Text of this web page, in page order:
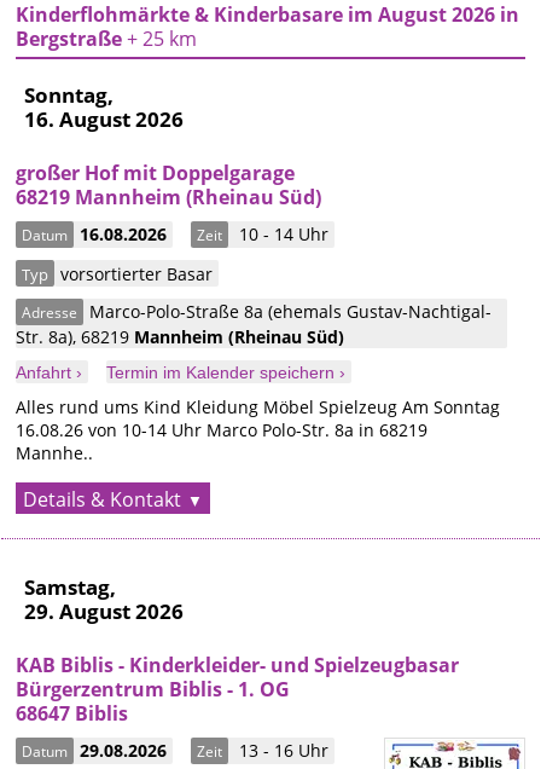
Kinderflohmärkte & Kinderbasare im August 2026 in
Bergstraße+ 25 km
Sonntag,
16. August 2026
großer Hof mit Doppelgarage
68219 Mannheim (Rheinau Süd)
Datum 16.08.2026 Zeit 10 - 14 Uhr
Typ vorsortierter Basar
Adresse
Marco-Polo-Straße 8a (ehemals Gustav-Nachtigal-
Str. 8a),68219 Mannheim(Rheinau Süd)
Anfahrt › Termin im Kalender speichern ›
Alles rund ums Kind Kleidung Möbel Spielzeug Am Sonntag
16.08.26 von 10-14 Uhr Marco Polo-Str. 8a in 68219
Mannhe..
Details & Kontakt
Samstag,
29. August 2026
KAB Biblis - Kinderkleider- und Spielzeugbasar
Bürgerzentrum Biblis - 1. OG
68647 Biblis
Datum 29.08.2026 Zeit 13 - 16 Uhr